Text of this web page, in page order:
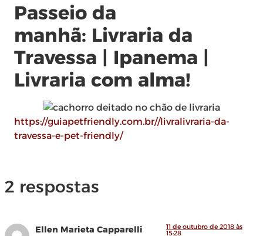
Passeio da
manhã: Livraria da
Travessa | Ipanema |
Livraria com alma!
https://guiapetfriendly.com.br//livralivraria-da-
travessa-e-pet-friendly/
2 respostas
Ellen Marieta Capparelli
11 de outubro de 2018 às
15:28